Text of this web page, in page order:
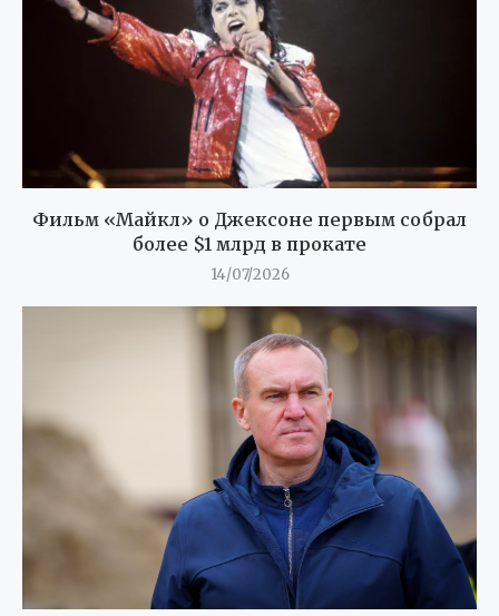
Фильм «Майкл» о Джексоне первым собрал
более $1 млрд в прокате
14/07/2026